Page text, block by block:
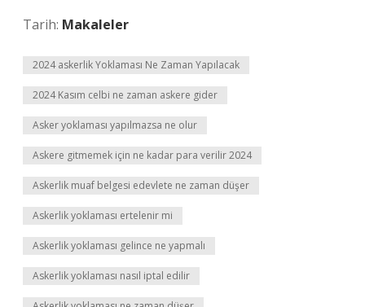
Tarih: Makaleler
2024 askerlik Yoklaması Ne Zaman Yapılacak
2024 Kasım celbi ne zaman askere gider
Asker yoklaması yapılmazsa ne olur
Askere gitmemek için ne kadar para verilir 2024
Askerlik muaf belgesi edevlete ne zaman düşer
Askerlik yoklaması ertelenir mi
Askerlik yoklaması gelince ne yapmalı
Askerlik yoklaması nasıl iptal edilir